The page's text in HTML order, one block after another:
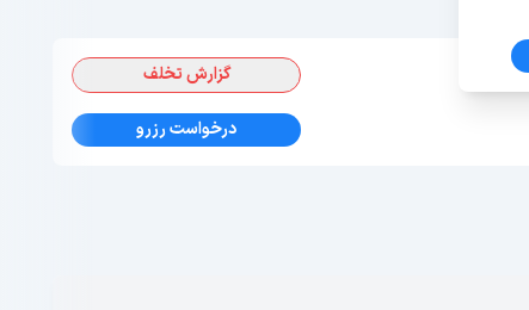
گزارش تخلف
درخواست رزرو